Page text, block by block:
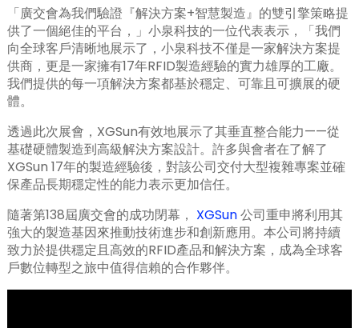
「廣交會為我們驗證『解決方案+智慧製造』的雙引擎策略提
供了一個絕佳的平台，」小泉科技的一位代表表示，「我們
向全球客戶清晰地展示了，小泉科技不僅是一家解決方案提
供商，更是一家擁有17年RFID製造經驗的實力雄厚的工廠。
我們提供的每一項解決方案都基於穩定、可靠且可擴展的硬
體。
透過此次展會，XGSun有效地展示了其垂直整合能力——從
基礎硬體製造到高級解決方案設計。許多與會者在了解了
XGSun 17年的製造經驗後，對該公司交付大型複雜專案並確
保產品長期穩定性的能力表示更加信任。
隨著第138屆廣交會的成功閉幕， XGSun公司重申將利用其
強大的製造基因來推動技術進步和創新應用。本公司將持續
致力於提供穩定且高效的RFID產品和解決方案，成為全球客
戶數位轉型之旅中值得信賴的合作夥伴。